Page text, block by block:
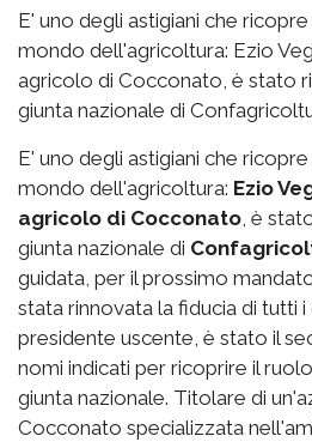
E' uno degli astigiani che
mondo dell'agricoltura: Ezio
agricolo di Cocconato, è stato
giunta nazionale di
E' uno degli astigiani che
mondo dell'agricoltura: Ezio
agricolo di Cocconato, è
giunta nazionale di
guidata, per il prossimo
stata rinnovata la fiducia di tutti
presidente uscente, è stato il
nomi indicati per ricoprire il
giunta nazionale. Titolare di
Cocconato specializzata